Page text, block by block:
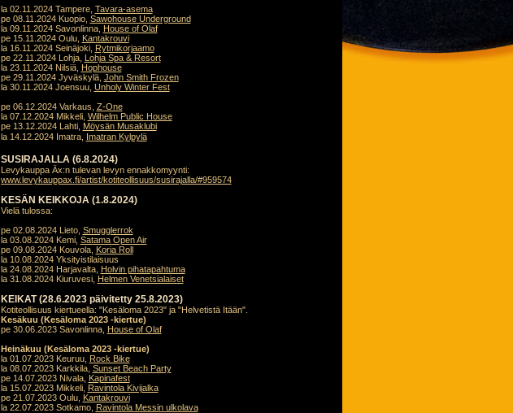
la 02.11.2024 Tampere, Tavara-asema
pe 08.11.2024 Kuopio, Sawohouse Underground
la 09.11.2024 Savonlinna, House of Olaf
pe 15.11.2024 Oulu, Kantakrouvi
la 16.11.2024 Seinäjoki, Rytmikorjaamo
pe 22.11.2024 Lohja, Lohja Spa & Resort
la 23.11.2024 Nilsiä, Hophouse
pe 29.11.2024 Jyväskylä, John Smith Frozen
la 30.11.2024 Joensuu, Unholy Winter Fest
pe 06.12.2024 Varkaus, Z-One
la 07.12.2024 Mikkeli, Wilhelm Public House
pe 13.12.2024 Lahti, Möysän Musaklubi
la 14.12.2024 Imatra, Imatran Kylpylä
SUSIRAJALLA (6.8.2024)
Levykauppa Äx:n tulevan levyn ennakkomyynti:
www.levykauppax.fi/artist/kotiteollisuus/susirajalla/#959574
KESÄN KEIKKOJA (1.8.2024)
Vielä tulossa:
pe 02.08.2024 Lieto, Smugglerrok
la 03.08.2024 Kemi, Satama Open Air
pe 09.08.2024 Kouvola, Koria Roll
la 10.08.2024 Yksityistilaisuus
la 24.08.2024 Harjavalta, Holvin pihatapahtuma
la 31.08.2024 Kiuruvesi, Helmen Venetsialaiset
KEIKAT (28.6.2023 päivitetty 25.8.2023)
Kotiteollisuus kiertueella: "Kesäloma 2023" ja "Helvetistä Itään".
Kesäkuu (Kesäloma 2023 -kiertue)
pe 30.06.2023 Savonlinna, House of Olaf
Heinäkuu (Kesäloma 2023 -kiertue)
la 01.07.2023 Keuruu, Rock Bike
la 08.07.2023 Karkkila, Sunset Beach Party
pe 14.07.2023 Nivala, Kapinafest
la 15.07.2023 Mikkeli, Ravintola Kivijalka
pe 21.07.2023 Oulu, Kantakrouvi
la 22.07.2023 Sotkamo, Ravintola Messin ulkolava